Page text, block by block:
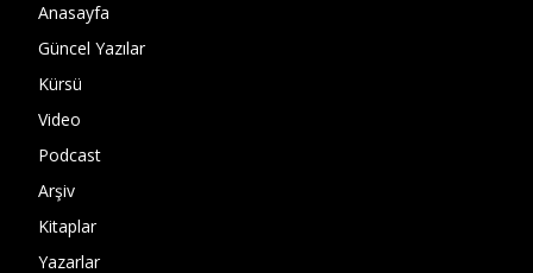
Anasayfa
Güncel Yazılar
Kürsü
Video
Podcast
Arşiv
Kitaplar
Yazarlar